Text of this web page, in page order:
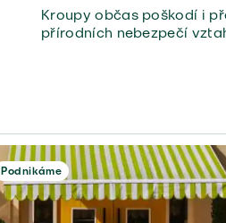
Kroupy občas poškodí i
přírodních nebezpečí
Podnikáme